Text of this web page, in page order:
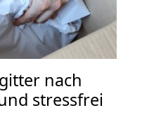
nach
stressfrei